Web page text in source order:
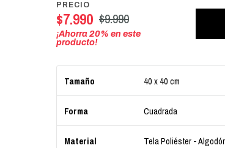
PRECIO
$7.990 $9.990
¡Ahorra20% en este
producto!
Tamaño 40 x 40 cm
Forma Cuadrada
Material Tela Poliéster -